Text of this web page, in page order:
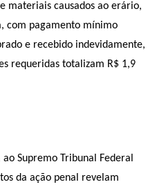
materiais causados ao erário,
com pagamento mínimo
e recebido indevidamente,
requeridas totalizam R$ 1,9
Supremo Tribunal Federal
da ação penal revelam